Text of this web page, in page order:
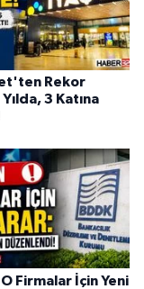
Rekor
3 Katına
Firmalar İçin Yeni